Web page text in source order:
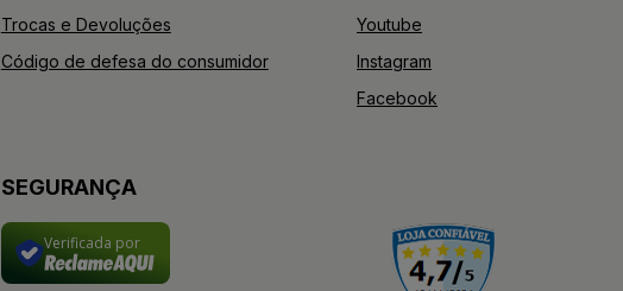
Trocas e Devoluções
Código de defesa do consumidor
Youtube
Instagram
Facebook
SEGURANÇA
Verificada por